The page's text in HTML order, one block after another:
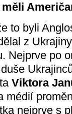
to byli
z
Nejprve po
Viktora
médií
nejprve s